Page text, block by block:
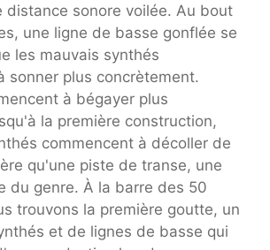
distance sonore voilée. Au bout
une ligne de basse gonflée se
les mauvais synthés
sonner plus concrètement.
à bégayer plus
la première construction,
commencent à décoller de
qu'une piste de transe, une
du genre. À la barre des 50
trouvons la première goutte, un
et de lignes de basse qui